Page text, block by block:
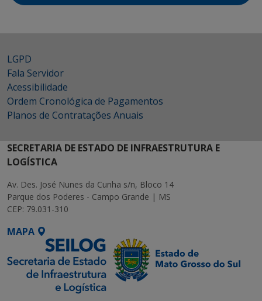
LGPD
Fala Servidor
Acessibilidade
Ordem Cronológica de Pagamentos
Planos de Contratações Anuais
SECRETARIA DE ESTADO DE INFRAESTRUTURA E
LOGÍSTICA
Av. Des. José Nunes da Cunha s/n, Bloco 14
Parque dos Poderes - Campo Grande | MS
CEP: 79.031-310
MAPA